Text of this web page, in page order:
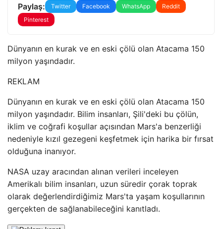
Paylaş: Twitter Facebook WhatsApp
Reddit
Pinterest
Dünyanın en kurak ve en eski çölü olan Atacama 150
milyon yaşındadır.
REKLAM
Dünyanın en kurak ve en eski çölü olan Atacama 150
milyon yaşındadır. Bilim insanları, Şili'deki bu çölün,
iklim ve coğrafi koşullar açısından Mars'a benzerliği
nedeniyle kızıl gezegeni keşfetmek için harika bir fırsat
olduğuna inanıyor.
NASA uzay aracından alınan verileri inceleyen
Amerikalı bilim insanları, uzun süredir çorak toprak
olarak değerlendirdiğimiz Mars'ta yaşam koşullarının
gerçekten de sağlanabileceğini kanıtladı.